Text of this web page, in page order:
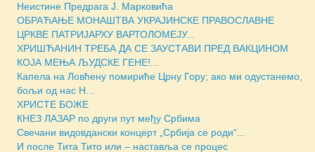
Неистине Предрага Ј. Марковића
ОБРАЋАЊЕ МОНАШТВА УКРАЈИНСКЕ ПРАВОСЛАВНЕ
ЦРКВЕ ПАТРИЈАРХУ ВАРТОЛОМЕЈУ...
ХРИШЋАНИН ТРЕБА ДА СЕ ЗАУСТАВИ ПРЕД ВАКЦИНОМ
КОЈА МЕЊА ЉУДСКЕ ГЕНЕ!...
Капела на Ловћену помириће Црну Гору; ако ми одустанемо,
бољи од нас Н...
ХРИСТЕ БОЖЕ
КНЕЗ ЛАЗАР по други пут међу Србима
Свечани видовдански концерт „Србија се роди“...
И после Тита Тито или – наставља се процес